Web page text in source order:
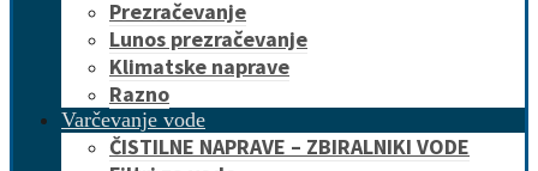
Prezračevanje
Lunos prezračevanje
Klimatske naprave
Razno
Varčevanje vode
ČISTILNE NAPRAVE – ZBIRALNIKI VODE